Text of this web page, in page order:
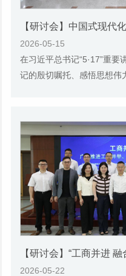
2026-05-15
在习近平总书记“5·17”重
记的殷切嘱托、感悟思想伟
2026-05-22